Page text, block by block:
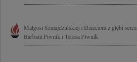
Małgosi Szmajdzińskiej i Dzieciom z głębi
Barbara Piwnik i Teresa Piwnik